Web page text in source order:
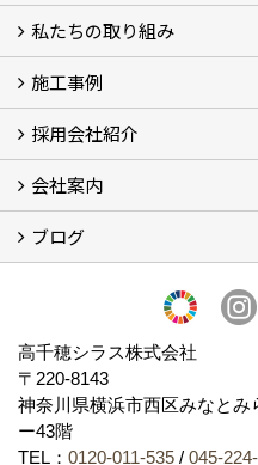
一覧
内装仕上げ材
外装仕上げ材
舗装材
水性無機高分子系ハイブリ
エコリフォーム
消臭壁紙
Q&A
資料PDF
私たちの取り組み
SDGs、GHGへの取り組み
マグマシラス米
特別対談 (2)
高千穂シラス解説ムービー
研究プロジェクト (4)
プロジェクト (3)
施工事例
施工事例
お客様からのお便り
採用会社紹介
採用会社紹介
「鏝人の会」左官店のご紹介
会社案内
会社概要・沿革
代表の実績
製造紹介
ショールーム
アクセス
採用情報
バナーダウンロード
プライバシーポリシー
Takachiho Shirasu Global
LINE公式アカウント
ブログ
高千穂シラス株式会社
〒220-8143
神奈川県横浜市西区みなとみ
ー43階
TEL： 0120-011-535 / 045-